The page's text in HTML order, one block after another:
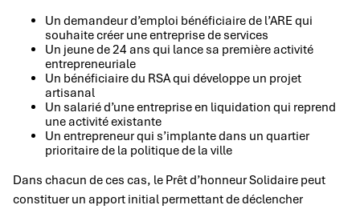
Un demandeur d’emploi bénéficiaire de l’ARE qui
souhaite créer une entreprise de services
Un jeune de 24 ans qui lance sa première activité
entrepreneuriale
Un bénéficiaire du RSA qui développe un projet
artisanal
Un salarié d’une entreprise en liquidation qui reprend
une activité existante
Un entrepreneur qui s’implante dans un quartier
prioritaire de la politique de la ville
Dans chacun de ces cas, le Prêt d’honneur Solidaire peut
constituer un apport initial permettant de déclencher